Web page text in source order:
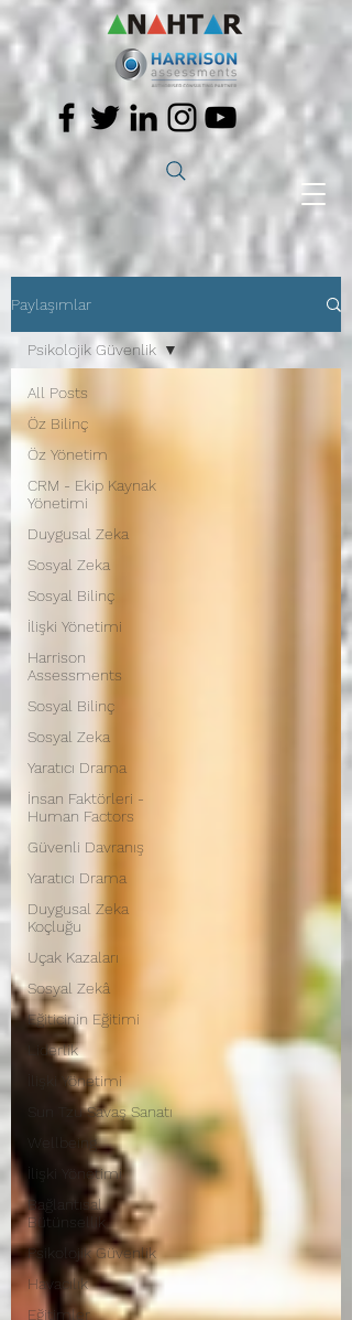
Paylaşımlar
All Posts
Öz Bilinç
Öz Yönetim
CRM - Ekip Kaynak
Yönetimi
Duygusal Zeka
Sosyal Zeka
Sosyal Bilinç
İlişki Yönetimi
Harrison
Assessments
Sosyal Bilinç
Sosyal Zeka
Yaratıcı Drama
İnsan Faktörleri -
Human Factors
Güvenli Davranış
Yaratıcı Drama
Duygusal Zeka
Koçluğu
Uçak Kazaları
Sosyal Zekâ
Eğiticinin Eğitimi
Liderlik
İlişki Yönetimi
Sun Tzu Savaş Sanatı
Wellbeing
İlişki Yönetimi
Bağlantısal
Bütünsellik
Psikolojik Güvenlik
Havacılık
Eğitimler
Psikolojik Güvenlik